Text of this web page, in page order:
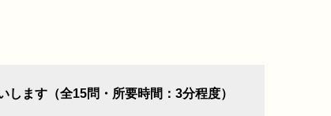
します（全15問・所要時間：3分程度）